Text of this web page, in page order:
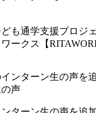
も通学支援プロジ
ークス【
声